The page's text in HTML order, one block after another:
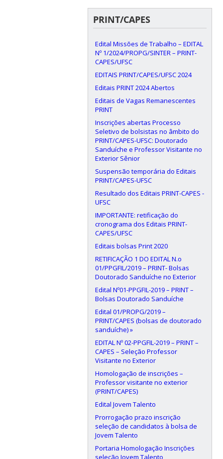
PRINT/CAPES
Edital Missões de Trabalho – EDITAL
Nº 1/2024/PROPG/SINTER – PRINT-
CAPES/UFSC
EDITAIS PRINT/CAPES/UFSC 2024
Editais PRINT 2024 Abertos
Editais de Vagas Remanescentes
PRINT
Inscrições abertas Processo
Seletivo de bolsistas no âmbito do
PRINT/CAPES-UFSC: Doutorado
Sanduíche e Professor Visitante no
Exterior Sênior
Suspensão temporária do Editais
PRINT/CAPES-UFSC
Resultado dos Editais PRINT-CAPES -
UFSC
IMPORTANTE: retificação do
cronograma dos Editais PRINT-
CAPES/UFSC
Editais bolsas Print 2020
RETIFICAÇÃO 1 DO EDITAL N.o
01/PPGFIL/2019 – PRINT- Bolsas
Doutorado Sanduíche no Exterior
Edital Nº01-PPGFIL-2019 – PRINT –
Bolsas Doutorado Sanduíche
Edital 01/PROPG/2019 –
PRINT/CAPES (bolsas de doutorado
sanduíche) »
EDITAL Nº 02-PPGFIL-2019 – PRINT –
CAPES – Seleção Professor
Visitante no Exterior
Homologação de inscrições –
Professor visitante no exterior
(PRINT/CAPES)
Edital Jovem Talento
Prorrogação prazo inscrição
seleção de candidatos à bolsa de
Jovem Talento
Portaria Homologação Inscrições
seleção Jovem Talento